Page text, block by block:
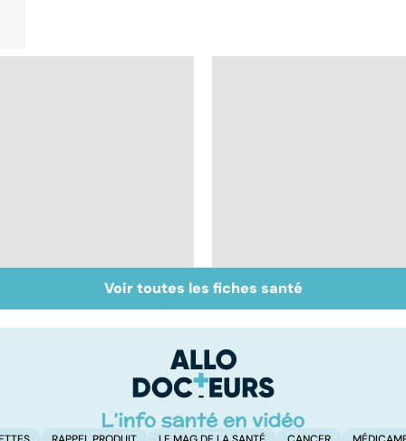
Inflammation des
amygdales : que faire
Suicide : prévenir le
passage à l'acte
Voir toutes les fiches santé